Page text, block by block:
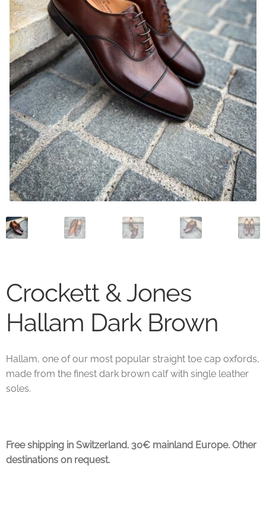
My account
News and events
Privacy Policy
Refund and Returns Policy
Service
Services
Shop
Terminvereinbarung im Shop
Unsere marken
Wishlist
Crockett & Jones
Hallam Dark Brown
Hallam, one of our most popular straight toe cap oxfords,
made from the finest dark brown calf with single leather
soles.
Free shipping in Switzerland. 30€ mainland Europe. Other
destinations on request.